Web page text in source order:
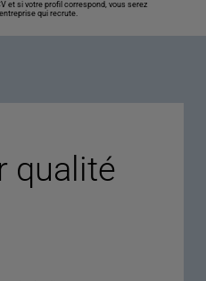
et si votre profil correspond, vous serez
qui recrute.
qualité